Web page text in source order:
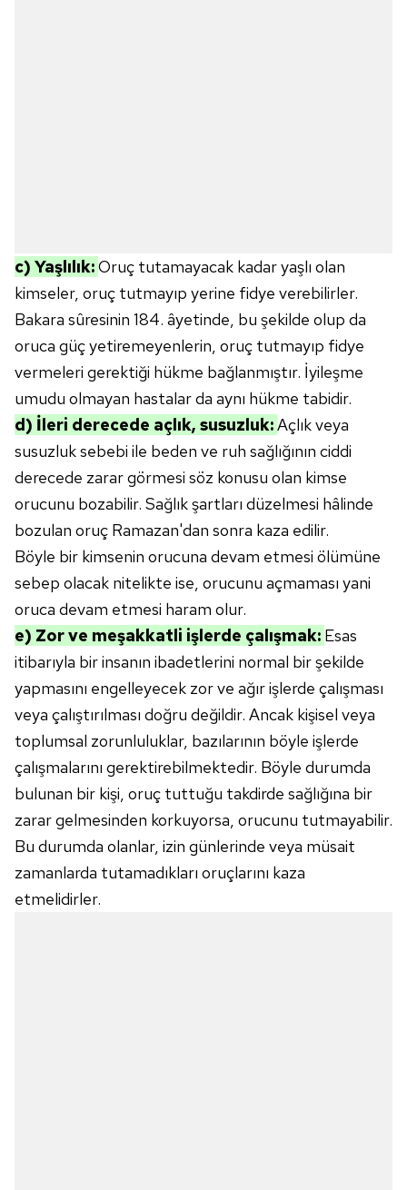
c) Yaşlılık:Oruç tutamayacak kadar yaşlı olan
kimseler, oruç tutmayıp yerine fidye verebilirler.
Bakara sûresinin 184. âyetinde, bu şekilde olup da
oruca güç yetiremeyenlerin, oruç tutmayıp fidye
vermeleri gerektiği hükme bağlanmıştır. İyileşme
umudu olmayan hastalar da aynı hükme tabidir.
d) İleri derecede açlık, susuzluk:Açlık veya
susuzluk sebebi ile beden ve ruh sağlığının ciddi
derecede zarar görmesi söz konusu olan kimse
orucunu bozabilir. Sağlık şartları düzelmesi hâlinde
bozulan oruç Ramazan'dan sonra kaza edilir.
Böyle bir kimsenin orucuna devam etmesi ölümüne
sebep olacak nitelikte ise, orucunu açmaması yani
oruca devam etmesi haram olur.
e) Zor ve meşakkatli işlerde çalışmak: Esas
itibarıyla bir insanın ibadetlerini normal bir şekilde
yapmasını engelleyecek zor ve ağır işlerde çalışması
veya çalıştırılması doğru değildir. Ancak kişisel veya
toplumsal zorunluluklar, bazılarının böyle işlerde
çalışmalarını gerektirebilmektedir. Böyle durumda
bulunan bir kişi, oruç tuttuğu takdirde sağlığına bir
zarar gelmesinden korkuyorsa, orucunu tutmayabilir.
Bu durumda olanlar, izin günlerinde veya müsait
zamanlarda tutamadıkları oruçlarını kaza
etmelidirler.